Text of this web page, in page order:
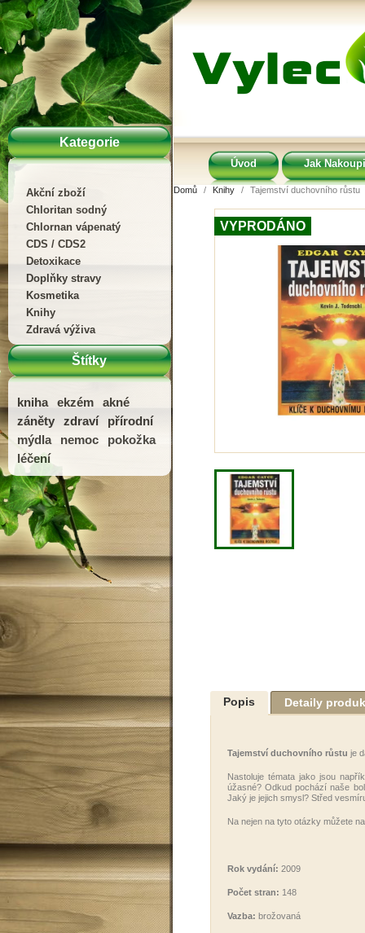
Kategorie
Akční zboží
Chloritan sodný
Chlornan vápenatý
CDS / CDS2
Detoxikace
Doplňky stravy
Kosmetika
Knihy
Zdravá výživa
Štítky
kniha ekzém
akné
záněty
zdraví
přírodní
mýdla
nemoc
pokožka
léčení
Úvod Jak
Domů Knihy Tajemství duchovního růstu
VYPRODÁNO
Popis Detaily
Tajemství duchovního růstu je
Nastoluje témata jako jsou
úžasné? Odkud pochází naše
Jaký je jejich smysl? Střed
Na nejen na tyto otázky můžete
Rok vydání: 2009
Počet stran: 148
Vazba: brožovaná